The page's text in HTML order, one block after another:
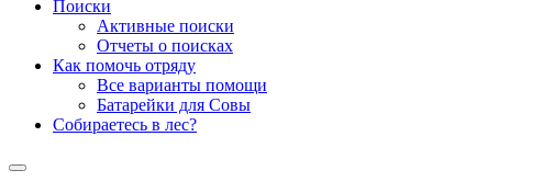
Поиски
Активные поиски
Отчеты о поисках
Как помочь отряду
Все варианты помощи
Батарейки для Совы
Собираетесь в лес?